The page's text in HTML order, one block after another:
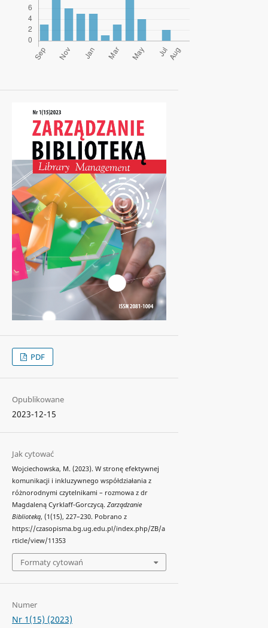
PDF
Opublikowane
2023-12-15
Jak cytować
Wojciechowska, M. (2023). W stronę efektywnej
komunikacji i inkluzywnego współdziałania z
różnorodnymi czytelnikami – rozmowa z dr
Magdaleną Cyrklaff-Gorczycą. Zarządzanie
Biblioteką, (1(15), 227–230. Pobrano z
https://czasopisma.bg.ug.edu.pl/index.php/ZB/a
rticle/view/11353
Formaty cytowań
Numer
Nr 1(15) (2023)